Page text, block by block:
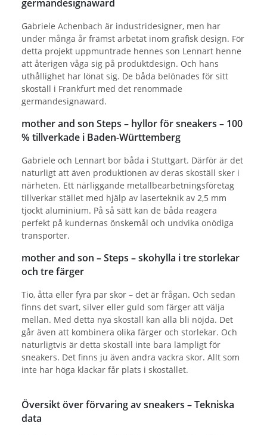
germandesignaward
Gabriele Achenbach är industridesigner, men har
under många år främst arbetat inom grafisk design. För
detta projekt uppmuntrade hennes son Lennart henne
att återigen våga sig på produktdesign. Och hans
uthållighet har lönat sig. De båda belönades för sitt
skoställ i Frankfurt med det renommade
germandesignaward.
mother and son Steps – hyllor för sneakers – 100
% tillverkade i Baden-Württemberg
Gabriele och Lennart bor båda i Stuttgart. Därför är det
naturligt att även produktionen av deras skoställ sker i
närheten. Ett närliggande metallbearbetningsföretag
tillverkar stället med hjälp av laserteknik av 2,5 mm
tjockt aluminium. På så sätt kan de båda reagera
perfekt på kundernas önskemål och undvika onödiga
transporter.
mother and son – Steps – skohylla i tre storlekar
och tre färger
Tio, åtta eller fyra par skor – det är frågan. Och sedan
finns det svart, silver eller guld som färger att välja
mellan. Med detta nya skoställ kan alla bli nöjda. Det
går även att kombinera olika färger och storlekar. Och
naturligtvis är detta skoställ inte bara lämpligt för
sneakers. Det finns ju även andra vackra skor. Allt som
inte har höga klackar får plats i skostället.
Översikt över förvaring av sneakers – Tekniska
data